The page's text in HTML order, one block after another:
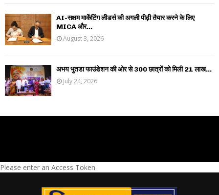
AI-सक्षम मार्केटिंग लीडर्स की अगली पीढ़ी तैयार करने के लिए
MICA और...
August 3, 2026
अभय भुतडा फाउंडेशन की ओर से 300 छात्रों को मिली 21 लाख...
July 24, 2026
Please enter an Access Token